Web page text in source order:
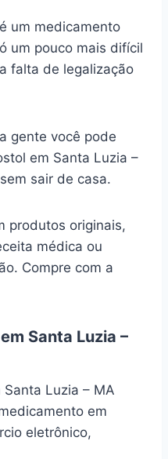
um medicamento
um pouco mais difícil
falta de legalização
gente você pode
em Santa Luzia –
sair de casa.
produtos originais,
médica ou
Compre com a
Santa Luzia –
Luzia – MA
em
eletrônico,